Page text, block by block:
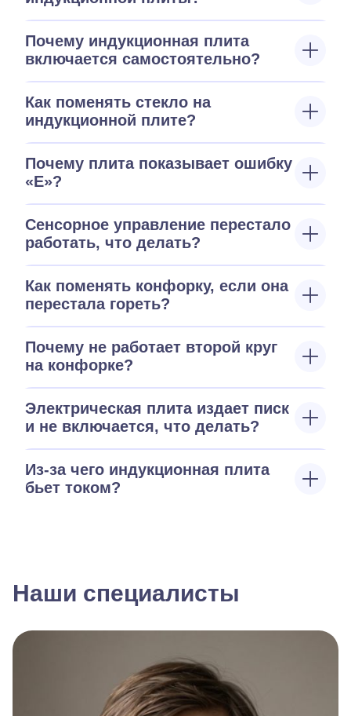
Почему индукционная плита
включается самостоятельно?
Как поменять стекло на
индукционной плите?
Почему плита показывает ошибку
«E»?
Сенсорное управление перестало
работать, что делать?
Как поменять конфорку, если она
перестала гореть?
Почему не работает второй круг
на конфорке?
Электрическая плита издает писк
и не включается, что делать?
Из-за чего индукционная плита
бьет током?
Наши специалисты